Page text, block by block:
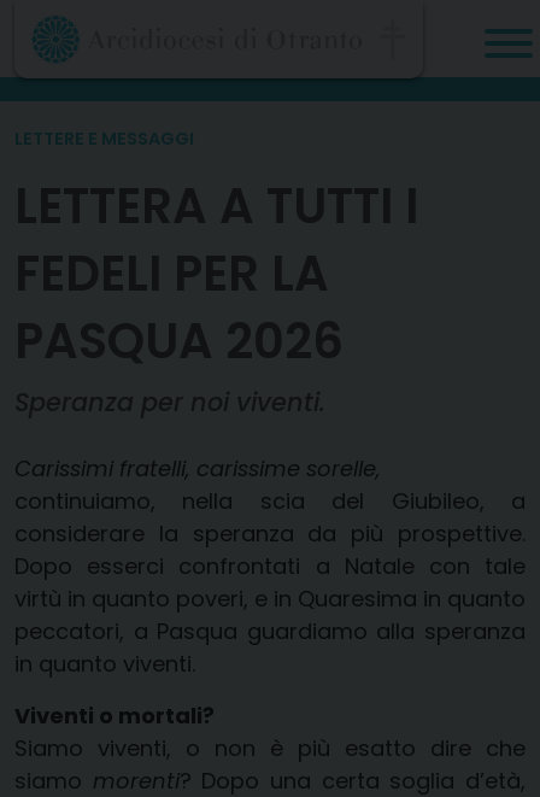
Skip
content
LETTERE E MESSAGGI
LETTERA A TUTTI I
FEDELI PER LA
PASQUA 2026
Speranza per noi viventi.
Carissimi fratelli, carissime sorelle,
continuiamo, nella scia del Giubileo, a
considerare la speranza da più prospettive.
Dopo esserci confrontati a Natale con tale
virtù in quanto poveri, e in Quaresima in quanto
peccatori, a Pasqua guardiamo alla speranza
in quanto viventi.
Viventi o mortali?
Siamo viventi, o non è più esatto dire che
siamo morenti? Dopo una certa soglia d’età,